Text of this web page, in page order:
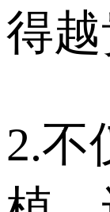
得
2.不